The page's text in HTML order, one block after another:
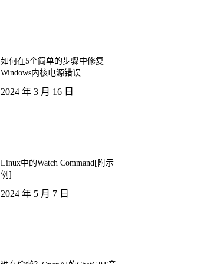
如何在5个简单的步骤中修复
Windows内核电源错误
2024 年 3 月 16 日
Linux中的Watch Command[附示
例]
2024 年 5 月 7 日